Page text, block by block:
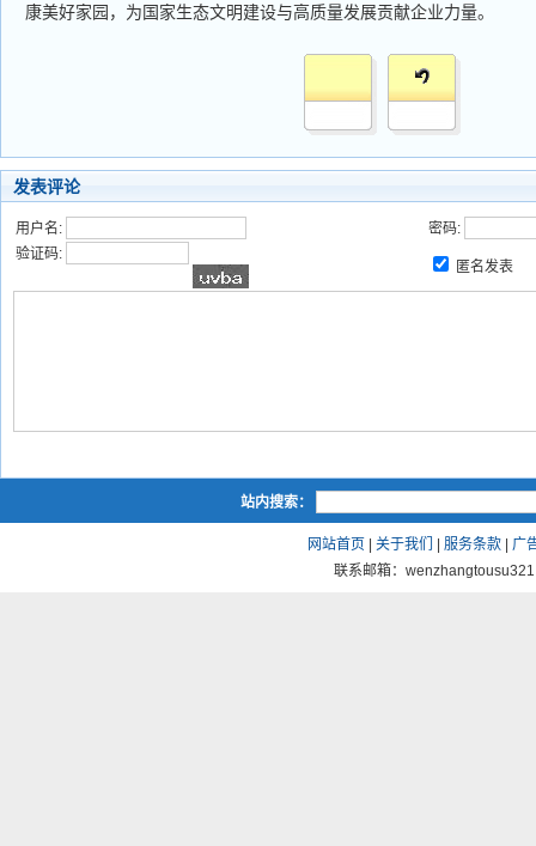
康美好家园，为国家生态文明建设与高质量发展贡献企业力量。
发表评论
用户名:
密码:
验证码:
匿名发表
站内搜索：
网站首页 关于我们 服务条款
广
联系邮箱：